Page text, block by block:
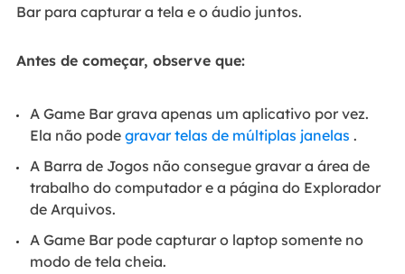
Bar para capturar a tela e o áudio juntos.
Antes de começar, observe que:
A Game Bar grava apenas um aplicativo por vez.
Ela não pode gravar telas de múltiplas janelas .
A Barra de Jogos não consegue gravar a área de
trabalho do computador e a página do Explorador
de Arquivos.
A Game Bar pode capturar o laptop somente no
modo de tela cheia.